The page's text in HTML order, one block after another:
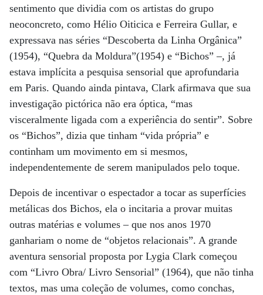
sentimento que dividia com os artistas do grupo
neoconcreto, como Hélio Oiticica e Ferreira Gullar, e
expressava nas séries “Descoberta da Linha Orgânica”
(1954), “Quebra da Moldura”(1954) e “Bichos” –, já
estava implícita a pesquisa sensorial que aprofundaria
em Paris. Quando ainda pintava, Clark afirmava que sua
investigação pictórica não era óptica, “mas
visceralmente ligada com a experiência do sentir”. Sobre
os “Bichos”, dizia que tinham “vida própria” e
continham um movimento em si mesmos,
independentemente de serem manipulados pelo toque.
Depois de incentivar o espectador a tocar as superfícies
metálicas dos Bichos, ela o incitaria a provar muitas
outras matérias e volumes – que nos anos 1970
ganhariam o nome de “objetos relacionais”. A grande
aventura sensorial proposta por Lygia Clark começou
com “Livro Obra/ Livro Sensorial” (1964), que não tinha
textos, mas uma coleção de volumes, como conchas,